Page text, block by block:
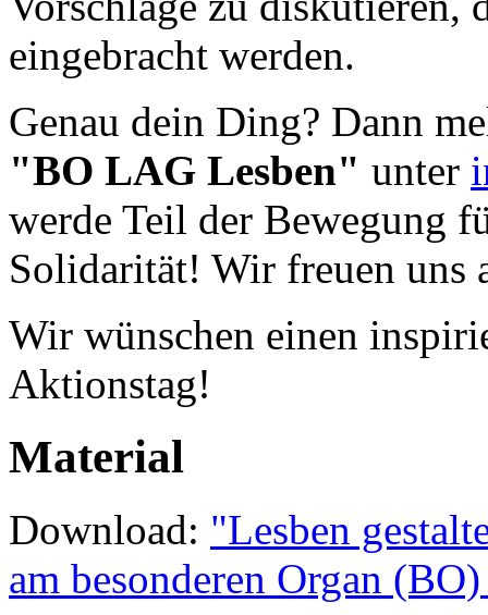
eingebracht werden.
Genau dein Ding? Dann
"BO LAG Lesben" unter
werde Teil der Bewegung
Solidarität! Wir freuen uns
Wir wünschen einen
Aktionstag!
Material
Download: "Lesben
am besonderen Organ